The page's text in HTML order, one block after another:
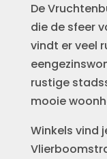
De
die de sfeer
vindt er veel
rustige
mooie
Winkels vind